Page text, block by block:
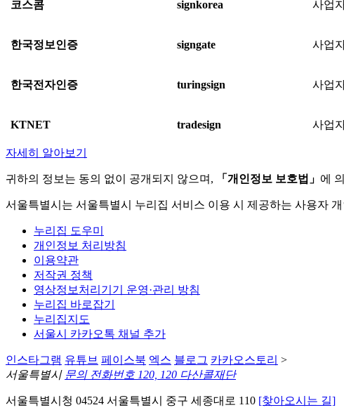
코스콤 signkorea 사업
한국정보인증 signgate 사업
한국전자인증 turingsign 사업
KTNET tradesign 사업
자세히 알아보기
귀하의 정보는 동의 없이 공개되지 않으며, 「개인정보 보호법」 에
서울특별시는 서울특별시 누리집 서비스 이용 시 제공하는 사용자
누리집 도우미
개인정보 처리방침
이용약관
저작권 정책
영상정보처리기기 운영·관리 방침
누리집 바로잡기
누리집지도
서울시 카카오톡 채널 추가
인스타그램 유튜브 페이스북 엑스 블로그 카카오스토리 >
서울특별시 문의 전화번호 120, 120 다산콜재단
서울특별시청 04524 서울특별시 중구 세종대로 110 [찾아오시는 길]